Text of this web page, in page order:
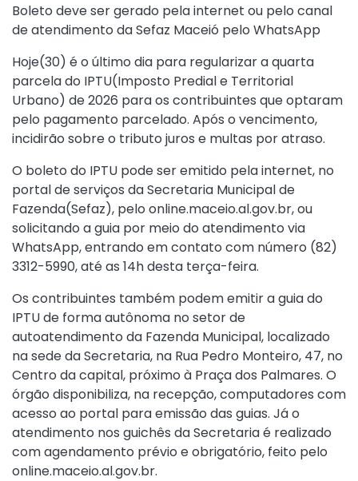
Boleto deve ser gerado pela internet ou pelo canal
de atendimento da Sefaz Maceió pelo WhatsApp
Hoje(30) é o último dia para regularizar a quarta
parcela do IPTU(Imposto Predial e Territorial
Urbano) de 2026 para os contribuintes que optaram
pelo pagamento parcelado. Após o vencimento,
incidirão sobre o tributo juros e multas por atraso.
O boleto do IPTU pode ser emitido pela internet, no
portal de serviços da Secretaria Municipal de
Fazenda(Sefaz), pelo online.maceio.al.gov.br, ou
solicitando a guia por meio do atendimento via
WhatsApp, entrando em contato com número (82)
3312-5990, até as 14h desta terça-feira.
Os contribuintes também podem emitir a guia do
IPTU de forma autônoma no setor de
autoatendimento da Fazenda Municipal, localizado
na sede da Secretaria, na Rua Pedro Monteiro, 47, no
Centro da capital, próximo à Praça dos Palmares. O
órgão disponibiliza, na recepção, computadores com
acesso ao portal para emissão das guias. Já o
atendimento nos guichês da Secretaria é realizado
com agendamento prévio e obrigatório, feito pelo
online.maceio.al.gov.br.